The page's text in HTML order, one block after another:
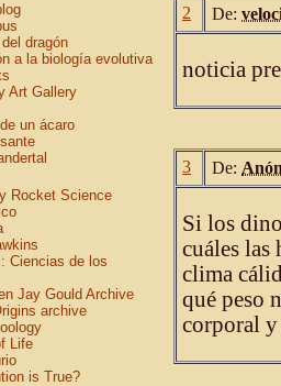
dragón
a la biología evolutiva
Art Gallery
un ácaro
Rocket Science
Ciencias de los
Jay Gould Archive
archive
Life
is True?
2 De:
noticia
3 De:
Si los
cuáles las
clima
qué peso
corporal y